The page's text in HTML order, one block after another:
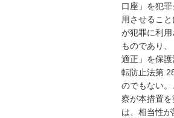
口座」を犯
用させるこ
が犯罪に利
ものであり
適正」を保
転防止法第
のでもない
察が本措置
は、相当性